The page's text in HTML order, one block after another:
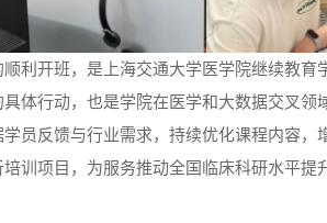
顺利开班，是上海交通大学医学院继续教育
体行动，也是学院在医学和大数据交叉领
员反馈与行业需求，持续优化课程内容，
训项目，为服务推动全国临床科研水平提